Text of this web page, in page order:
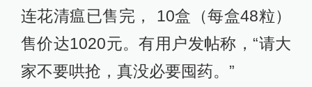
连花清瘟已售完， 10盒（每盒48粒）
售价达1020元。有用户发帖称，“请大
家不要哄抢，真没必要囤药。”